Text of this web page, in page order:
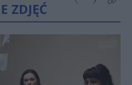
ZDJĘĆ
Poprzednie
NastępneKliknij